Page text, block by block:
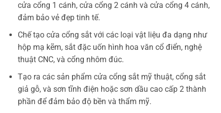
cửa cổng 1 cánh, cửa cổng 2 cánh và cửa cổng 4 cánh,
đảm bảo vẻ đẹp tinh tế.
Chế tạo cửa cổng sắt với các loại vật liệu đa dạng như
hộp mạ kẽm, sắt đặc uốn hình hoa văn cổ điển, nghệ
thuật CNC, và cổng nhôm đúc.
Tạo ra các sản phẩm cửa cổng sắt mỹ thuật, cổng sắt
giả gỗ, và sơn tĩnh điện hoặc sơn dầu cao cấp 2 thành
phần để đảm bảo độ bền và thẩm mỹ.